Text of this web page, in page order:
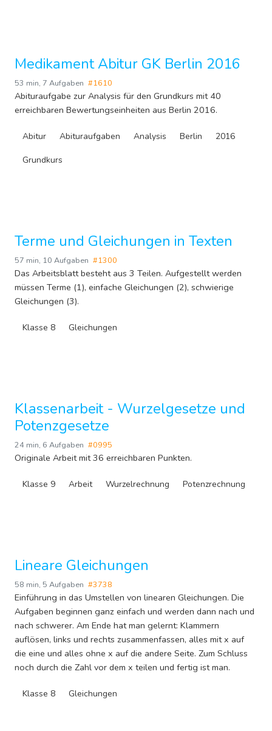
Medikament Abitur GK Berlin 2016
53 min, 7 Aufgaben #1610
Abituraufgabe zur Analysis für den Grundkurs mit 40
erreichbaren Bewertungseinheiten aus Berlin 2016.
Abitur Abituraufgaben Analysis Berlin 2016
Grundkurs
Terme und Gleichungen in Texten
57 min, 10 Aufgaben #1300
Das Arbeitsblatt besteht aus 3 Teilen. Aufgestellt werden
müssen Terme (1), einfache Gleichungen (2), schwierige
Gleichungen (3).
Klasse 8 Gleichungen
Klassenarbeit - Wurzelgesetze und
Potenzgesetze
24 min, 6 Aufgaben #0995
Originale Arbeit mit 36 erreichbaren Punkten.
Klasse 9 Arbeit Wurzelrechnung Potenzrechnung
Lineare Gleichungen
58 min, 5 Aufgaben #3738
Einführung in das Umstellen von linearen Gleichungen. Die
Aufgaben beginnen ganz einfach und werden dann nach und
nach schwerer. Am Ende hat man gelernt: Klammern
auflösen, links und rechts zusammenfassen, alles mit x auf
die eine und alles ohne x auf die andere Seite. Zum Schluss
noch durch die Zahl vor dem x teilen und fertig ist man.
Klasse 8 Gleichungen